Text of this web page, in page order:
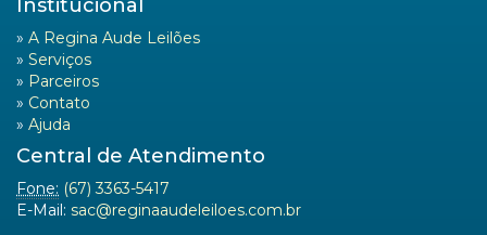
Institucional
» A Regina Aude Leilões
» Serviços
» Parceiros
» Contato
» Ajuda
Central de Atendimento
Fone: (67) 3363-5417
E-Mail: sac@reginaaudeleiloes.com.br